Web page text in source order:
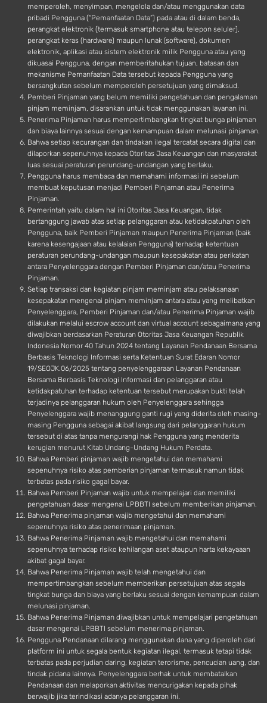
memperoleh, menyimpan, mengelola dan/atau menggunakan data
pribadi Pengguna (“Pemanfaatan Data”) pada atau di dalam benda,
perangkat elektronik (termasuk smartphone atau telepon seluler),
perangkat keras (hardware) maupun lunak (software), dokumen
elektronik, aplikasi atau sistem elektronik milik Pengguna atau yang
dikuasai Pengguna, dengan memberitahukan tujuan, batasan dan
mekanisme Pemanfaatan Data tersebut kepada Pengguna yang
bersangkutan sebelum memperoleh persetujuan yang dimaksud.
Pemberi Pinjaman yang belum memiliki pengetahuan dan pengalaman
pinjam meminjam, disarankan untuk tidak menggunakan layanan ini.
Penerima Pinjaman harus mempertimbangkan tingkat bunga pinjaman
dan biaya lainnya sesuai dengan kemampuan dalam melunasi pinjaman.
Bahwa setiap kecurangan dan tindakan ilegal tercatat secara digital dan
dilaporkan sepenuhnya kepada Otoritas Jasa Keuangan dan masyarakat
luas sesuai peraturan perundang-undangan yang berlaku.
Pengguna harus membaca dan memahami informasi ini sebelum
membuat keputusan menjadi Pemberi Pinjaman atau Penerima
Pinjaman.
Pemerintah yaitu dalam hal ini Otoritas Jasa Keuangan, tidak
bertanggung jawab atas setiap pelanggaran atau ketidakpatuhan oleh
Pengguna, baik Pemberi Pinjaman maupun Penerima Pinjaman (baik
karena kesengajaan atau kelalaian Pengguna) terhadap ketentuan
peraturan perundang-undangan maupun kesepakatan atau perikatan
antara Penyelenggara dengan Pemberi Pinjaman dan/atau Penerima
Pinjaman.
Setiap transaksi dan kegiatan pinjam meminjam atau pelaksanaan
kesepakatan mengenai pinjam meminjam antara atau yang melibatkan
Penyelenggara, Pemberi Pinjaman dan/atau Penerima Pinjaman wajib
dilakukan melalui escrow account dan virtual account sebagaimana yang
diwajibkan berdasarkan Peraturan Otoritas Jasa Keuangan Republik
Indonesia Nomor 40 Tahun 2024 tentang Layanan Pendanaan Bersama
Berbasis Teknologi Informasi serta Ketentuan Surat Edaran Nomor
19/SEOJK.06/2025 tentang penyelenggaraan Layanan Pendanaan
Bersama Berbasis Teknologi Informasi dan pelanggaran atau
ketidakpatuhan terhadap ketentuan tersebut merupakan bukti telah
terjadinya pelanggaran hukum oleh Penyelenggara sehingga
Penyelenggara wajib menanggung ganti rugi yang diderita oleh masing-
masing Pengguna sebagai akibat langsung dari pelanggaran hukum
tersebut di atas tanpa mengurangi hak Pengguna yang menderita
kerugian menurut Kitab Undang-Undang Hukum Perdata.
Bahwa Pemberi pinjaman wajib mengetahui dan memahami
sepenuhnya risiko atas pemberian pinjaman termasuk namun tidak
terbatas pada risiko gagal bayar.
Bahwa Pemberi Pinjaman wajib untuk mempelajari dan memiliki
pengetahuan dasar mengenai LPBBTI sebelum memberikan pinjaman.
Bahwa Penerima pinjaman wajib mengetahui dan memahami
sepenuhnya risiko atas penerimaan pinjaman.
Bahwa Penerima Pinjaman wajib mengetahui dan memahami
sepenuhnya terhadap risiko kehilangan aset ataupun harta kekayaaan
akibat gagal bayar.
Bahwa Penerima Pinjaman wajib telah mengetahui dan
mempertimbangkan sebelum memberikan persetujuan atas segala
tingkat bunga dan biaya yang berlaku sesuai dengan kemampuan dalam
melunasi pinjaman.
Bahwa Penerima Pinjaman diwajibkan untuk mempelajari pengetahuan
dasar mengenai LPBBTI sebelum menerima pinjaman.
Pengguna Pendanaan dilarang menggunakan dana yang diperoleh dari
platform ini untuk segala bentuk kegiatan ilegal, termasuk tetapi tidak
terbatas pada perjudian daring, kegiatan terorisme, pencucian uang, dan
tindak pidana lainnya. Penyelenggara berhak untuk membatalkan
Pendanaan dan melaporkan aktivitas mencurigakan kepada pihak
berwajib jika terindikasi adanya pelanggaran ini.